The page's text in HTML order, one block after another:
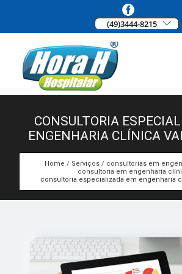
(49)3444-8215
CONSULTORIA
ENGENHARIA CLÍNICA
Home Serviços
consultorias em
consultoria em engenharia
consultoria especializada em engenharia